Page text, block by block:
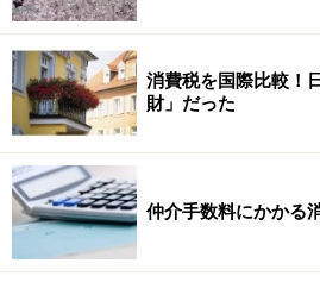
消費税を国際比較！
財」だった
仲介手数料にかかる